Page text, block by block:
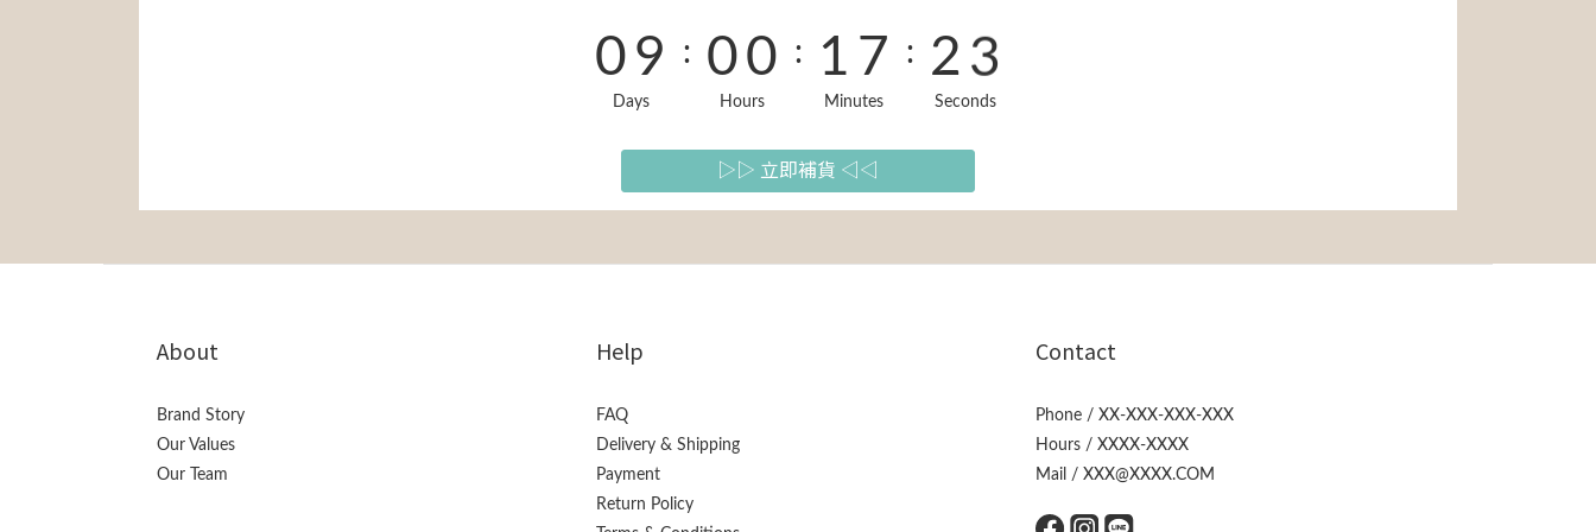
09
8
7
6
3
2
Days
: 00
Hours
:
1
0
7
6
5
4
Minutes
: 2
1
0
3
2
1
0
Seconds
▷▷ 立即補貨 ◁◁
About
Brand Story
Our Values
Our Team
Help
FAQ
Delivery & Shipping
Payment
Return Policy
Contact
Phone / XX-XXX-XXX-XXX
Hours / XXXX-XXXX
Mail / XXX@XXXX.COM